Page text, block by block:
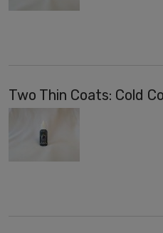
Two Thin Coats: Cold